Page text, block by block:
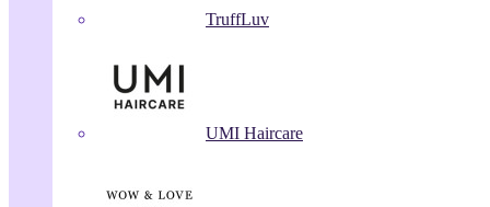
TruffLuv
UMI Haircare